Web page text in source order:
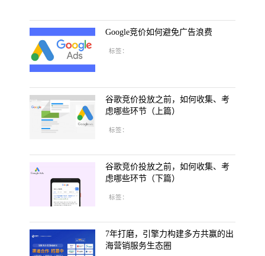
Google竞价如何避免广告浪费
标签：
谷歌竞价投放之前，如何收集、考
虑哪些环节（上篇）
标签：
谷歌竞价投放之前，如何收集、考
虑哪些环节（下篇）
标签：
7年打磨，引擎力构建多方共赢的出
海营销服务生态圈